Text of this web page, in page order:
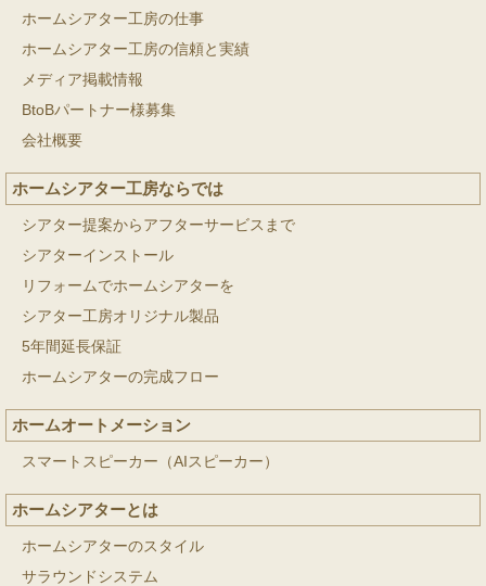
ホームシアター工房の仕事
ホームシアター工房の信頼と実績
メディア掲載情報
BtoBパートナー様募集
会社概要
ホームシアター工房ならでは
シアター提案からアフターサービスまで
シアターインストール
リフォームでホームシアターを
シアター工房オリジナル製品
5年間延長保証
ホームシアターの完成フロー
ホームオートメーション
スマートスピーカー（AIスピーカー）
ホームシアターとは
ホームシアターのスタイル
サラウンドシステム